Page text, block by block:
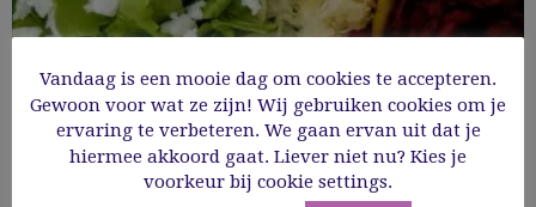
Zelf dressing maken
Vandaag is een mooie dag om cookies te accepteren.
Gewoon voor wat ze zijn! Wij gebruiken cookies om je
ervaring te verbeteren. We gaan ervan uit dat je
hiermee akkoord gaat. Liever niet nu? Kies je
voorkeur bij cookie settings.